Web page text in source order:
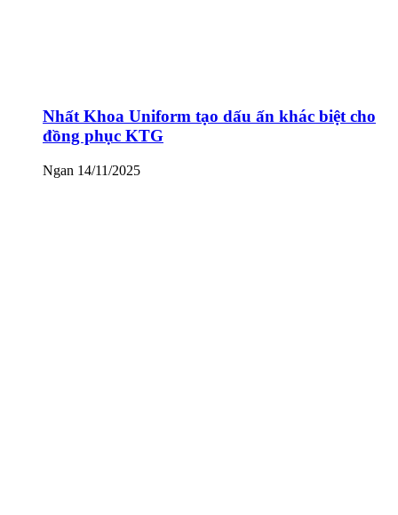
Nhất Khoa Uniform tạo dấu ấn khác biệt cho
đồng phục KTG
Ngan 14/11/2025